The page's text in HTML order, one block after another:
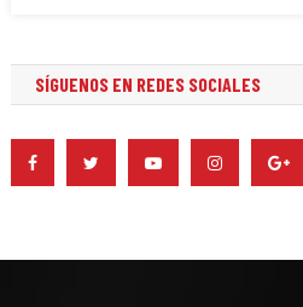
SÍGUENOS EN REDES SOCIALES